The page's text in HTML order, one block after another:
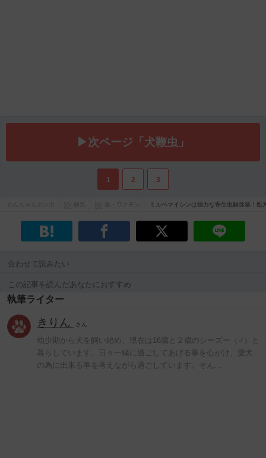
▶次ページ「犬鞭虫」
1 2 3
病気 ミルベマイシンは強力な寄生虫駆除薬！処
合わせて読みたい
この記事を読んだあなたにおすすめ
執筆ライター
きりん さん
幼少期から犬を飼い始め、現在は16歳と２歳のシーズー（♂）と
暮らしています。日々一緒に過ごしてあげる事を心がけ、愛犬
の為に出来る事を考えながら過ごしています。そん…